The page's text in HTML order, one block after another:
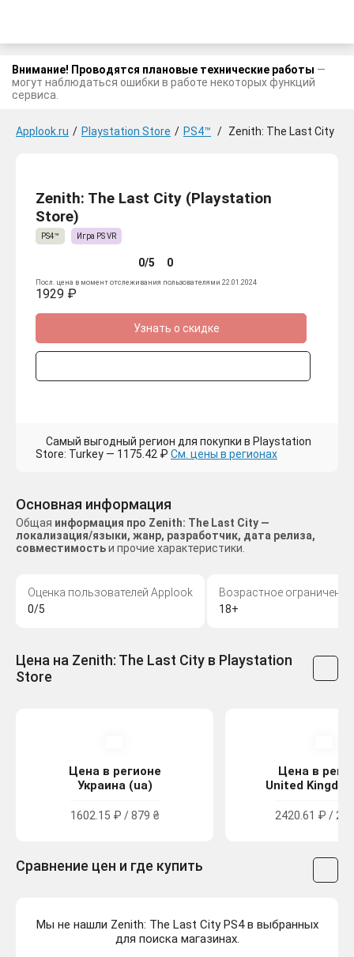
Внимание! Проводятся плановые технические работы —
могут наблюдаться ошибки в работе некоторых функций
сервиса.
Applook.ru / Playstation Store / PS4™ / Zenith: The Last City
Zenith: The Last City (Playstation
Store)
PS4™ Игра PS VR
0/5 0
Посл. цена в момент отслеживания пользователями 22.01.2024
1929 ₽
Узнать о скидке
Самый выгодный регион для покупки в Playstation
Store: Turkey — 1175.42 ₽ См. цены в регионах
Основная информация
Общая информация про Zenith: The Last City —
локализация/языки, жанр, разработчик, дата релиза,
совместимостьи прочие характеристики.
Оценка пользователей Applook
0/5
Возрастное ограничение
18+
Цена на Zenith: The Last City в Playstation
Store
Цена в регионе
Украина (ua)
1602.15 ₽ / 879 ₴
Цена в
United
2420.61 ₽ /
Сравнение цен и где купить
Мы не нашли Zenith: The Last City PS4 в выбранных
для поиска магазинах.